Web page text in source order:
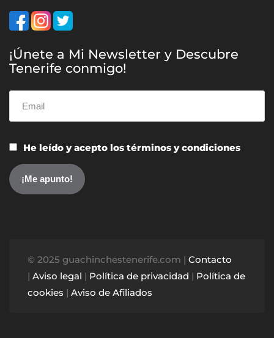
¡Únete a Mi Newsletter y Descubre
Tenerife conmigo!
He leído y acepto los términos y condiciones
© 2025 guachinchestenerife.com | Contacto
| Aviso legal | Política de privacidad | Política de
cookies | Aviso de Afiliados